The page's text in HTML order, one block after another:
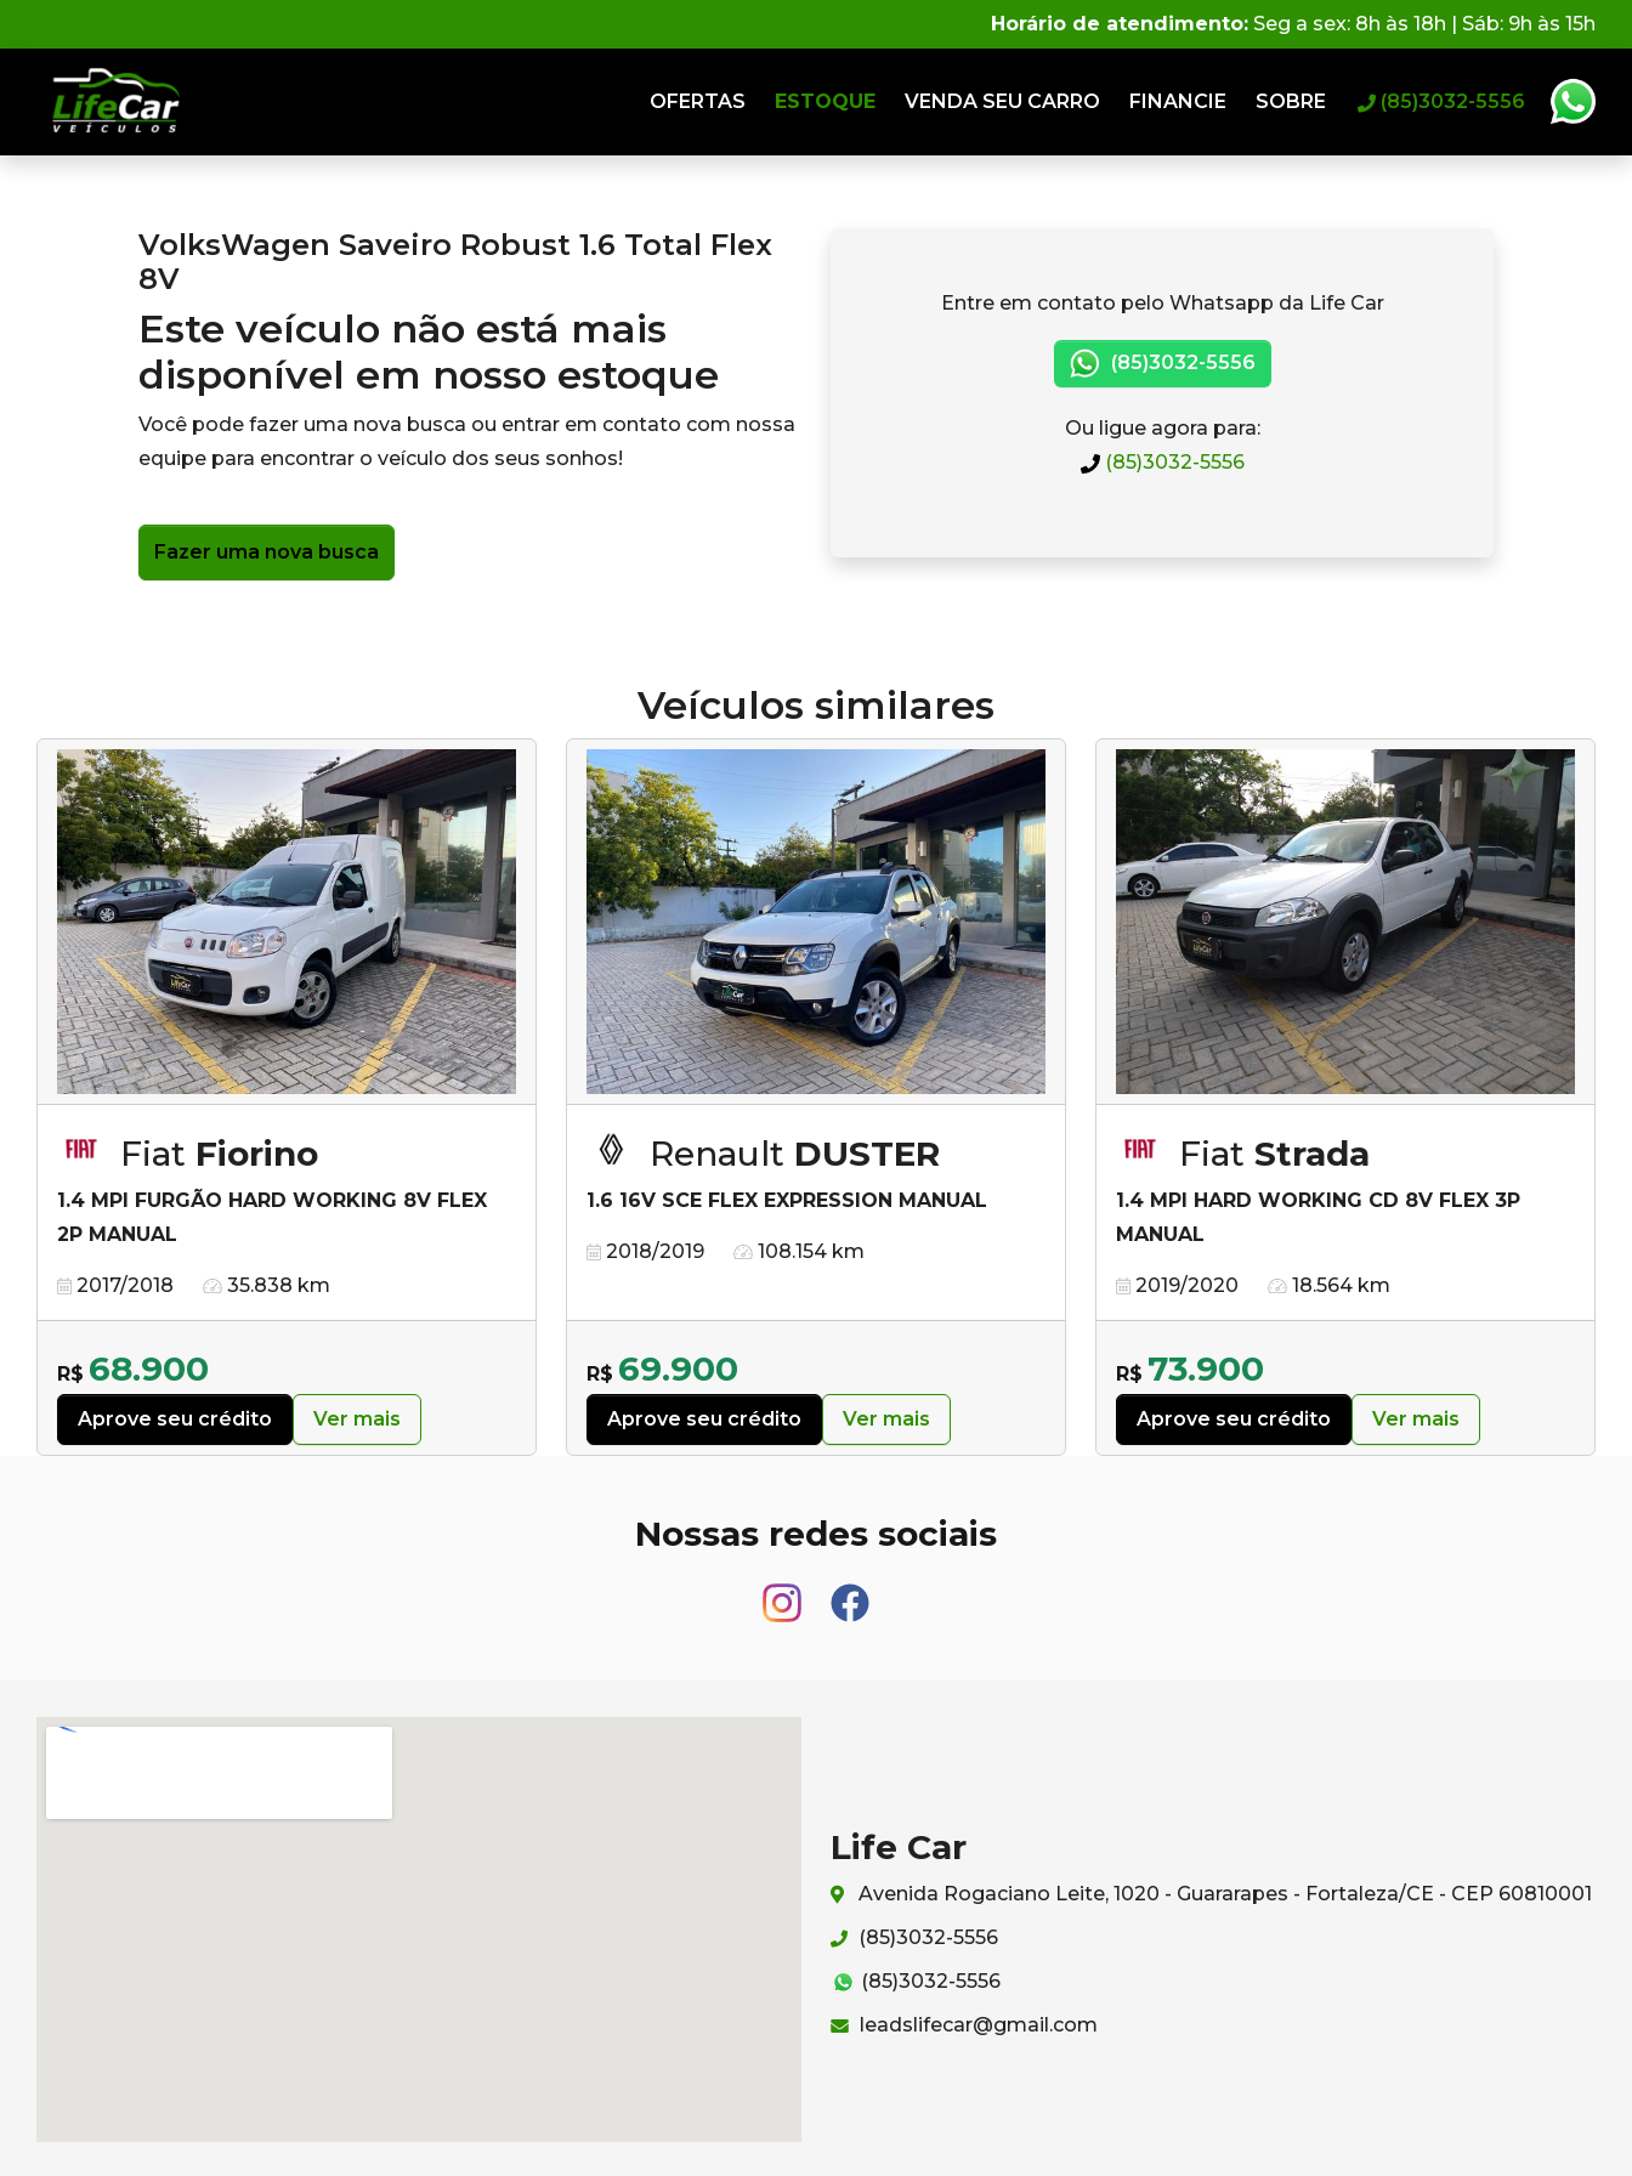
Horário de atendimento: Seg a sex: 8h às 18h | Sáb: 9h às 15h
OFERTAS ESTOQUE VENDA SEU CARRO FINANCIE SOBRE (85)3032-5556
VolksWagen Saveiro Robust 1.6 Total Flex
8V
Este veículo não está mais
disponível em nosso estoque
Você pode fazer uma nova busca ou entrar em contato com nossa
equipe para encontrar o veículo dos seus sonhos!
Fazer uma nova busca
Entre em contato pelo Whatsapp da Life Car
(85)3032-5556
Ou ligue agora para:
(85)3032-5556
Veículos similares
Fiat Fiorino
1.4 MPI FURGÃO HARD WORKING 8V FLEX
2P MANUAL
2017/2018 35.838 km
R$ 68.900
Aprove seu crédito Ver mais
Renault DUSTER
1.6 16V SCE FLEX EXPRESSION MANUAL
2018/2019 108.154 km
R$ 69.900
Aprove seu crédito Ver mais
Fiat Strada
1.4 MPI HARD WORKING CD 8V FLEX 3P
MANUAL
2019/2020 18.564 km
R$ 73.900
Aprove seu crédito Ver mais
Nossas redes sociais
Life Car
Avenida Rogaciano Leite, 1020 - Guararapes - Fortaleza/CE - CEP 60810001
(85)3032-5556
(85)3032-5556
leadslifecar@gmail.com